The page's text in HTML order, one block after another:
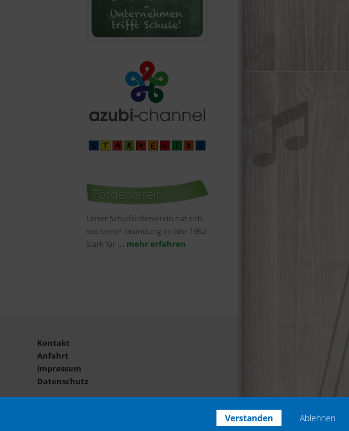
Verstanden Ablehnen
Förderverein
Unser Schulförderverein hat sich
seit seiner Gründung im Jahr 1952
stark für ... mehr erfahren
Kontakt
Anfahrt
Impressum
Datenschutz